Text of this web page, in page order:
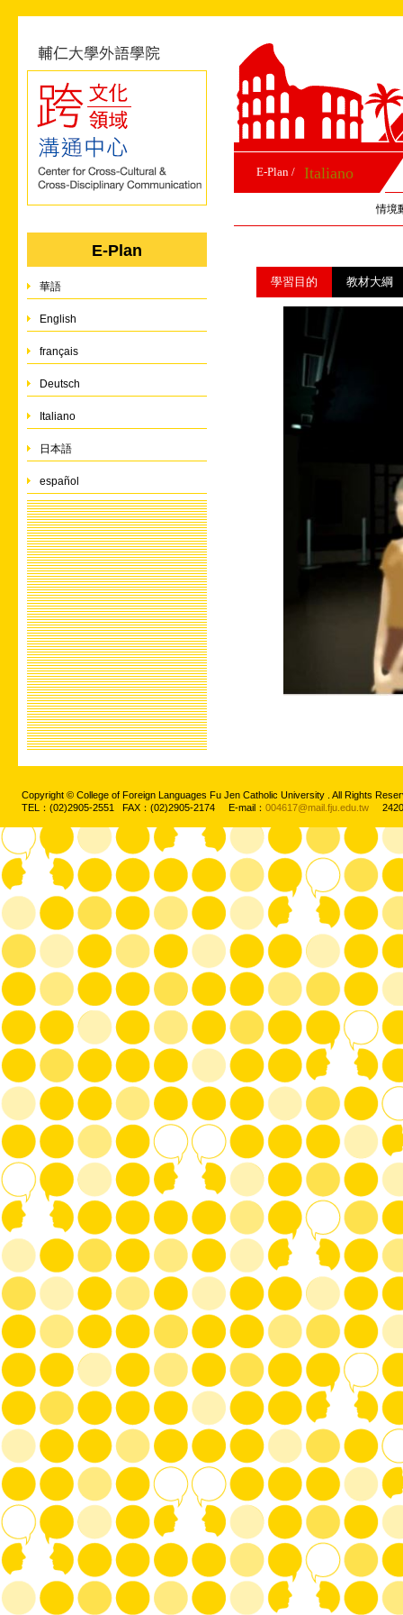
E-Plan
華語
English
français
Deutsch
Italiano
日本語
español
E-Plan / Italiano
情境
學習目的 教材大綱
Copyright © College of Foreign Languages Fu Jen Catholic University . All Rights
TEL：(02)2905-2551 FAX：(02)2905-2174 E-mail： 004617@mail.fju.edu.tw